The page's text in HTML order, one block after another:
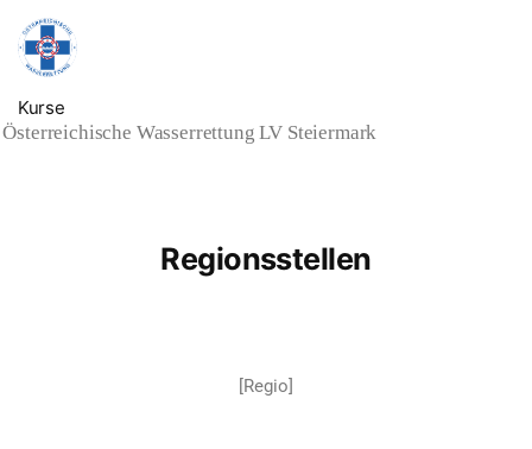
Kurse
Wasserrettung LV Steiermark
Regionsstellen
[Regio]